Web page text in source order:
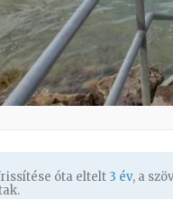
óta eltelt 3 év, a